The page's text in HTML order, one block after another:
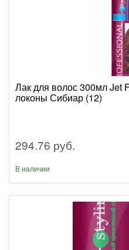
Лак для волос 300мл Jet
локоны Сибиар (12)
294.76 руб.
В наличии